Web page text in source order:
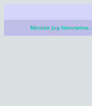
Minden jog